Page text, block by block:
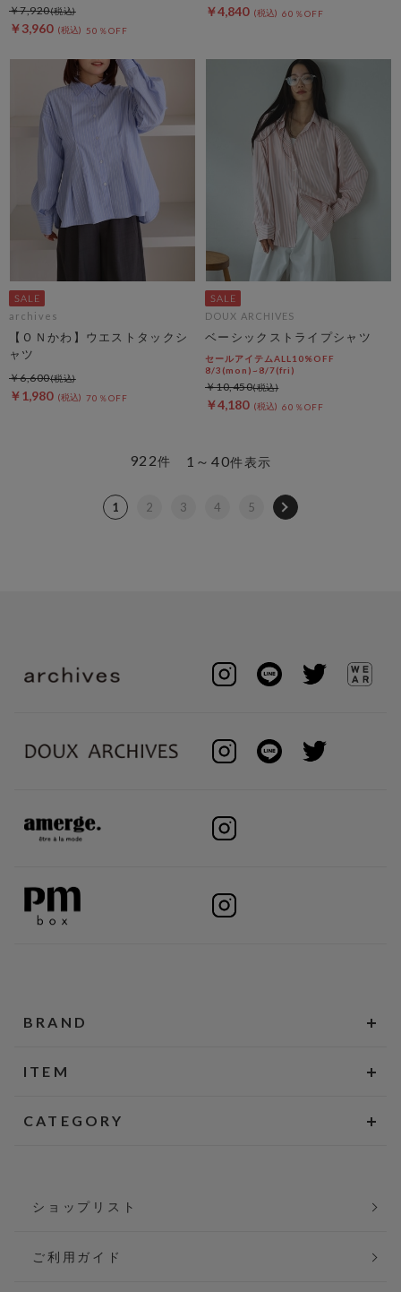
￥3,960 50％OFF
￥7,920 ￥4,840 60％OFF
archives
【ＯＮかわ】ウエストタックシ
ャツ
￥1,980 70％OFF
￥6,600
DOUX ARCHIVES
ベーシックストライプシャツ
セールアイテムALL10%OFF
8/3(mon)~8/7(fri)
￥4,180 60％OFF
￥10,450
1～40件表示
922件
1 2 3 4 5
BRAND
ITEM
CATEGORY
ショップリスト
ご利用ガイド